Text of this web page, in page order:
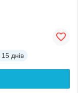
15 днів